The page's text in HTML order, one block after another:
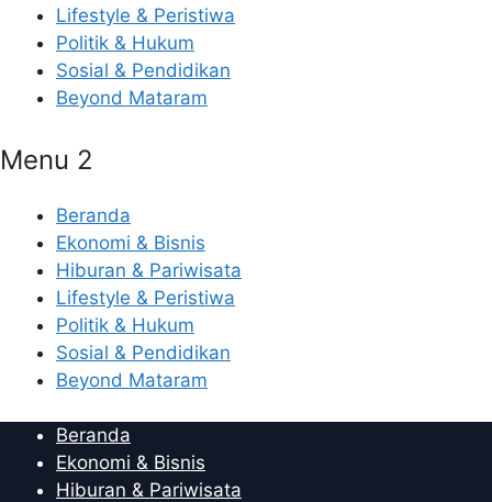
Lifestyle & Peristiwa
Politik & Hukum
Sosial & Pendidikan
Beyond Mataram
Menu 2
Beranda
Ekonomi & Bisnis
Hiburan & Pariwisata
Lifestyle & Peristiwa
Politik & Hukum
Sosial & Pendidikan
Beyond Mataram
Beranda
Ekonomi & Bisnis
Hiburan & Pariwisata